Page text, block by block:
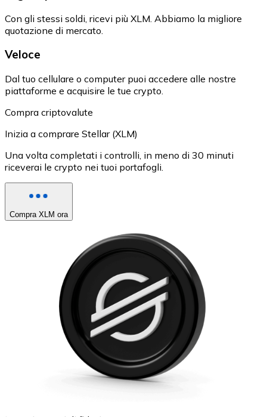
Con gli stessi soldi, ricevi più XLM. Abbiamo la migliore
quotazione di mercato.
Veloce
Dal tuo cellulare o computer puoi accedere alle nostre
piattaforme e acquisire le tue crypto.
Compra criptovalute
Inizia a comprare Stellar (XLM)
Una volta completati i controlli, in meno di 30 minuti
riceverai le crypto nei tuoi portafogli.
Compra XLM ora